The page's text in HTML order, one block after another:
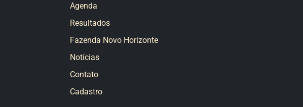
Agenda
Resultados
Fazenda Novo Horizonte
Notícias
Contato
Cadastro